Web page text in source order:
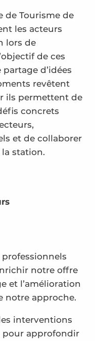
de Tourisme de
les acteurs
lors de
de ces
d’idées
revêtent
ils permettent de
concrets
et de collaborer
station.
notre offre
et l’amélioration
notre approche.
interventions
pour approfondir